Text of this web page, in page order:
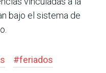
bajo el sistema de
#feriados